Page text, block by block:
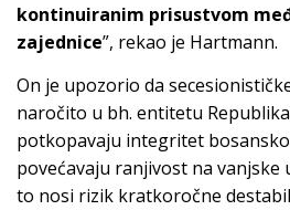
kontinuiranim prisustvom
zajednice”, rekao je Hartmann.
On je upozorio da
naročito u bh. entitetu Republika
potkopavaju integritet
povećavaju ranjivost na vanjske
to nosi rizik kratkoročne